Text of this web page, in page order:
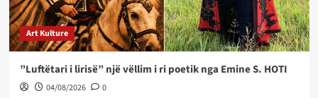
Art Kulture
”Luftëtari i lirisë” një vëllim i ri poetik nga Emine S. HOTI
04/08/2026 0